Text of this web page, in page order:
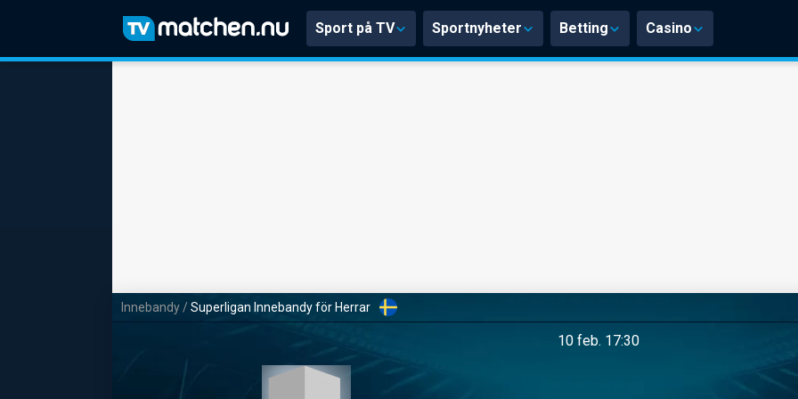
Sport på TV Sportnyheter Betting Casino
Innebandy /Superligan Innebandy för Herrar
10 feb. 17:30